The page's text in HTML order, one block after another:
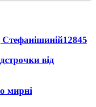
Стефанішиній12845
від
мирні